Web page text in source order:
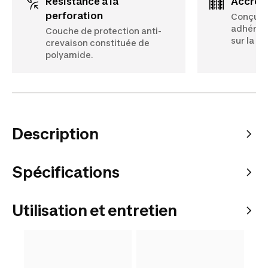
perforation
Couche de protection anti-
crevaison constituée de
polyamide.
Conçu
sur la
Description
Spécifications
Utilisation et entretien